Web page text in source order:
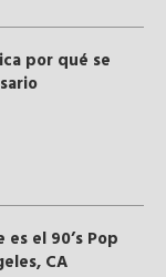
por qué se
el 90’s Pop
CA